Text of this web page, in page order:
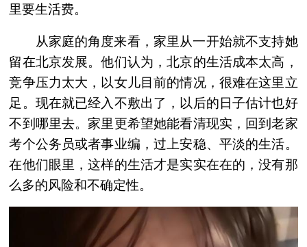
里要生活费。
从家庭的角度来看，家里从一开始就不支持她
留在北京发展。他们认为，北京的生活成本太高，
竞争压力太大，以女儿目前的情况，很难在这里立
足。现在就已经入不敷出了，以后的日子估计也好
不到哪里去。家里更希望她能看清现实，回到老家
考个公务员或者事业编，过上安稳、平淡的生活。
在他们眼里，这样的生活才是实实在在的，没有那
么多的风险和不确定性。